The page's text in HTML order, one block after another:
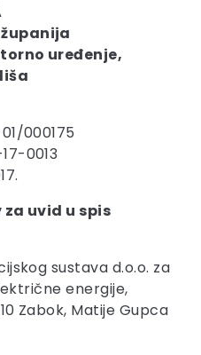
uređenje,
000175
0013
uvid u spis
sustava d.o.o. za
energije,
Zabok, Matije Gupca